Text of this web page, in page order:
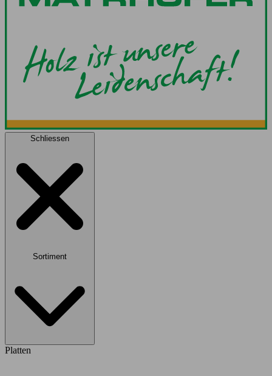
Schliessen
Sortiment
Platten